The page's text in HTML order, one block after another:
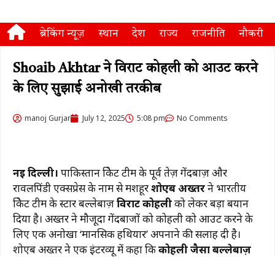
ब्रेकिंग न्यूज़ स्थान देश राज्य राजनीति नौकरी
Shoaib Akhtar ने विराट कोहली को आउट करने
के लिए सुझाई अनोखी तरकीब
manoj Gurjar July 12, 2025 5:08 pm No Comments
नई दिल्ली। पाकिस्तान क्रिकेट टीम के पूर्व तेज़ गेंदबाज़ और
रावलपिंडी एक्सप्रेस के नाम से मशहूरशोएब अख्तरने भारतीय
क्रिकेट टीम के स्टार बल्लेबाज़विराट कोहलीको लेकर बड़ा बयान
दिया है। अख्तर ने मौजूदा गेंदबाजों को कोहली को आउट करने के
लिए एक अनोखा ‘मानसिक हथियार’ अपनाने की सलाह दी है।
शोएब अख्तर ने एक इंटरव्यू में कहा किकोहली जैसा बल्लेबाज़